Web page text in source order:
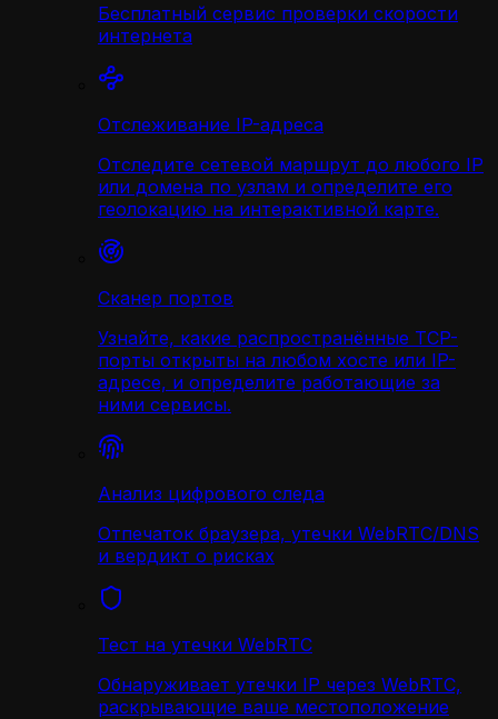
Бесплатный сервис проверки скорости
интернета
Отслеживание IP-адреса
Отследите сетевой маршрут до любого IP
или домена по узлам и определите его
геолокацию на интерактивной карте.
Сканер портов
Узнайте, какие распространённые TCP-
порты открыты на любом хосте или IP-
адресе, и определите работающие за
ними сервисы.
Анализ цифрового следа
Отпечаток браузера, утечки WebRTC/DNS
и вердикт о рисках
Тест на утечки WebRTC
Обнаруживает утечки IP через WebRTC,
раскрывающие ваше местоположение